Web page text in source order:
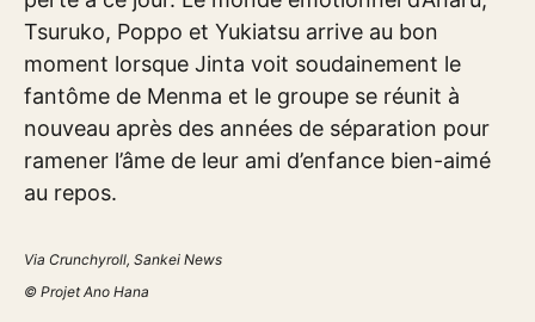
Tsuruko, Poppo et Yukiatsu arrive au bon
moment lorsque Jinta voit soudainement le
fantôme de Menma et le groupe se réunit à
nouveau après des années de séparation pour
ramener l’âme de leur ami d’enfance bien-aimé
au repos.
Via Crunchyroll, Sankei News
© Projet Ano Hana